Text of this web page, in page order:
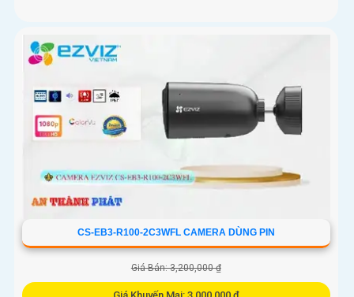
CS-EB3-R100-2C3WFL CAMERA DÙNG PIN
Giá Bán: 3,200,000 ₫